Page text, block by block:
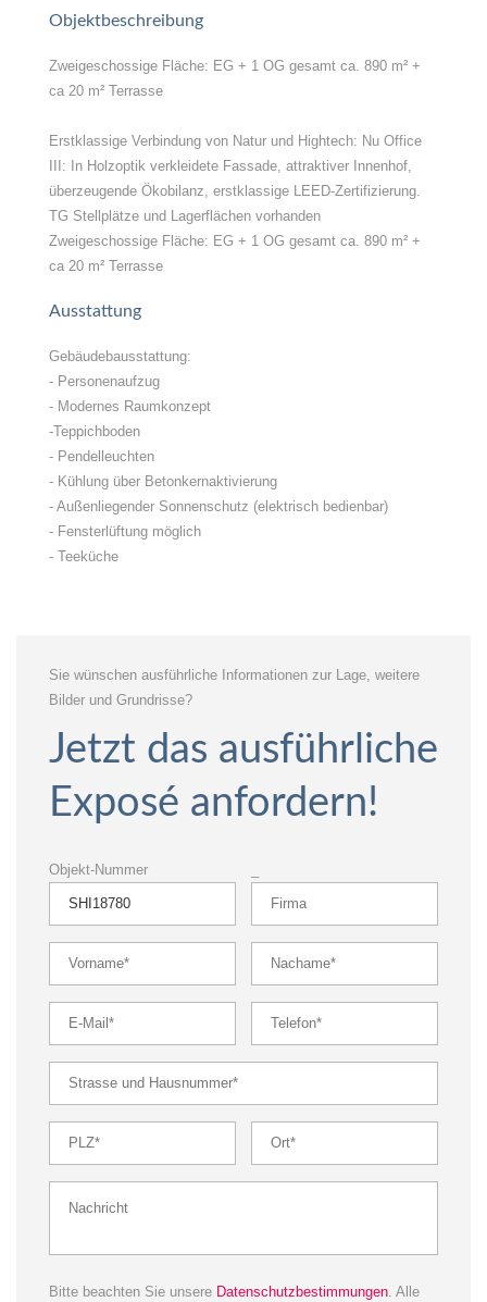
Objektbeschreibung
Zweigeschossige Fläche: EG + 1 OG gesamt ca. 890 m² +
ca 20 m² Terrasse
Erstklassige Verbindung von Natur und Hightech: Nu Office
III: In Holzoptik verkleidete Fassade, attraktiver Innenhof,
überzeugende Ökobilanz, erstklassige LEED-Zertifizierung.
TG Stellplätze und Lagerflächen vorhanden
Zweigeschossige Fläche: EG + 1 OG gesamt ca. 890 m² +
ca 20 m² Terrasse
Ausstattung
Gebäudebausstattung:
- Personenaufzug
- Modernes Raumkonzept
-Teppichboden
- Pendelleuchten
- Kühlung über Betonkernaktivierung
- Außenliegender Sonnenschutz (elektrisch bedienbar)
- Fensterlüftung möglich
- Teeküche
Sie wünschen ausführliche Informationen zur Lage, weitere
Bilder und Grundrisse?
Jetzt das ausführliche
Exposé anfordern!
Objekt-Nummer
Bitte beachten Sie unsere Datenschutzbestimmungen. Alle